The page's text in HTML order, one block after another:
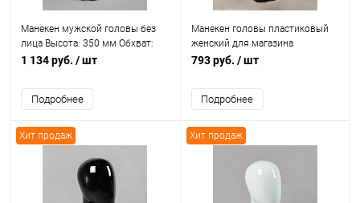
Манекен мужской головы без
лица Высота: 350 мм Обхват:
550 мм Цвет: белый
1 134 руб. / шт
Подробнее
Манекен головы пластиковый
женский для магазина
Г-204М/G(черн)
793 руб. / шт
Подробнее
Хит продаж Хит продаж